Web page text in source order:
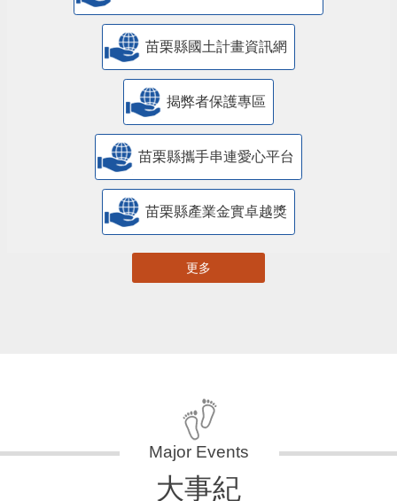
苗栗縣國土計畫資訊網
揭弊者保護專區
苗栗縣攜手串連愛心平台
苗栗縣產業金實卓越獎
更多
大事紀